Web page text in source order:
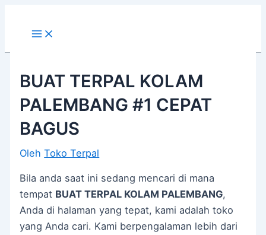
konten
BUAT TERPAL KOLAM
PALEMBANG #1 CEPAT
BAGUS
OlehToko Terpal
Bila anda saat ini sedang mencari di mana
tempat BUAT TERPAL KOLAM PALEMBANG,
Anda di halaman yang tepat, kami adalah toko
yang Anda cari. Kami berpengalaman lebih dari